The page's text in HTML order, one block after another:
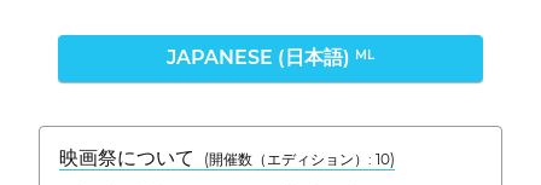
JAPANESE (日本語) ML
映画祭について (開催数（エディション）: 10)